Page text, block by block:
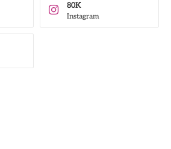
Instagram
80K